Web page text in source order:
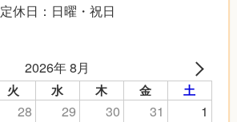
定休日：日曜・祝日
2026年 8月
火 水 木 金 土
28 29 30 31
1